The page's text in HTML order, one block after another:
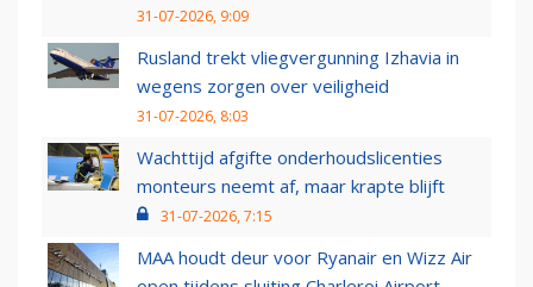
31-07-2026, 9:09
Rusland trekt vliegvergunning Izhavia in
wegens zorgen over veiligheid
31-07-2026, 8:03
Wachttijd afgifte onderhoudslicenties
monteurs neemt af, maar krapte blijft
31-07-2026, 7:15
MAA houdt deur voor Ryanair en Wizz Air